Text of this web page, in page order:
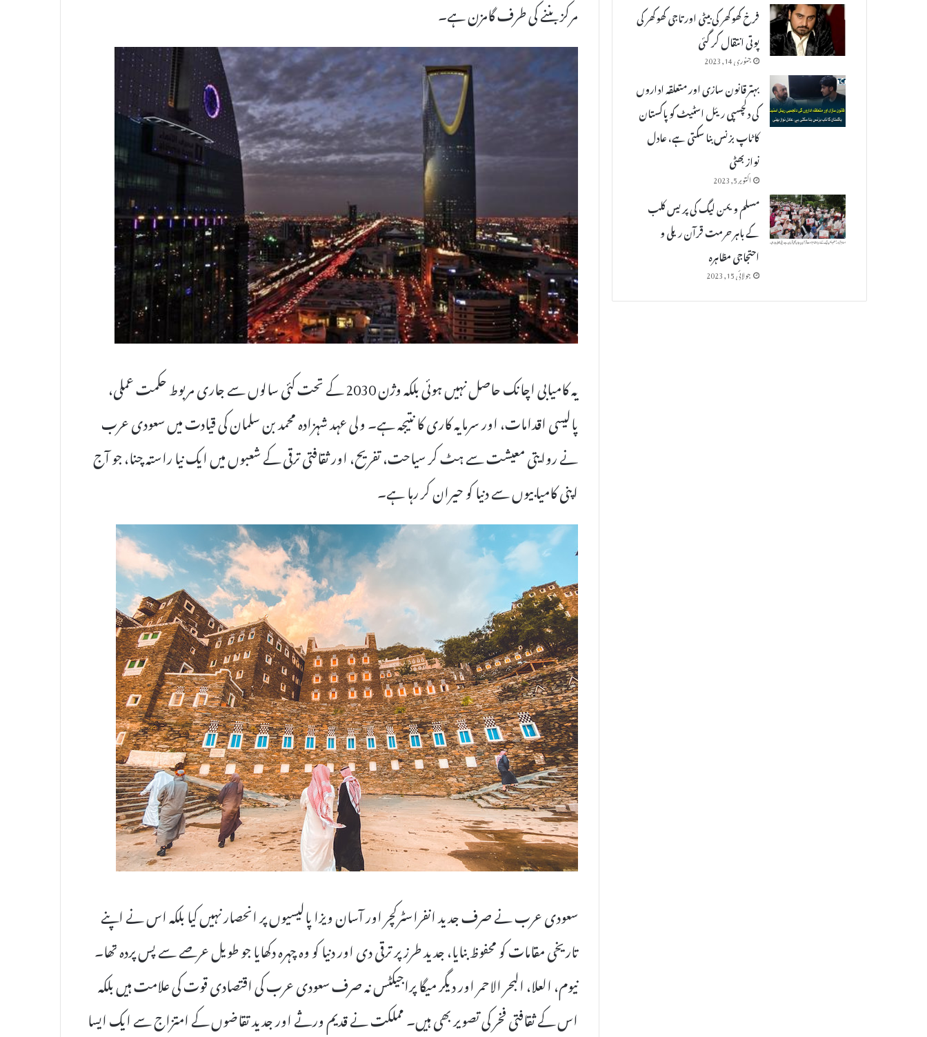
مرکز بننے کی طرف گامزن ہے۔
یہ کامیابی اچانک حاصل نہیں ہوئی بلکہ وژن 2030 کے تحت کئی سالوں سے جاری مربوط حکمت عملی،
پالیسی اقدامات، اور سرمایہ کاری کا نتیجہ ہے۔ ولی عہد شہزادہ محمد بن سلمان کی قیادت میں سعودی عرب
نے روایتی معیشت سے ہٹ کر سیاحت، تفریح، اور ثقافتی ترقی کے شعبوں میں ایک نیا راستہ چنا، جو آج
اپنی کامیابیوں سے دنیا کو حیران کر رہا ہے۔
سعودی عرب نے صرف جدید انفراسٹرکچر اور آسان ویزا پالیسیوں پر انحصار نہیں کیا بلکہ اس نے اپنے
تاریخی مقامات کو محفوظ بنایا، جدید طرز پر ترقی دی اور دنیا کو وہ چہرہ دکھایا جو طویل عرصے سے پس پردہ تھا۔
نیوم، العلا، البحر الاحمر اور دیگر میگا پراجیکٹس نہ صرف سعودی عرب کی اقتصادی قوت کی علامت ہیں بلکہ
اس کے ثقافتی فخر کی تصویر بھی ہیں۔ مملکت نے قدیم ورثے اور جدید تقاضوں کے امتزاج سے ایک ایسا
فرخ کھوکھر کی بیٹی اور تاجی کھوکھر کی
پوتی انتقال کر گئی
جنوری 14, 2023
بہتر قانون سازی اور متعلقہ اداروں
کی دلچسپی ریئل اسٹیٹ کو پاکستان
کا ٹاپ بزنس بنا سکتی ہے، عادل
نواز بھٹی
اکتوبر 5, 2023
مسلم ویمن لیگ کی پریس کلب
کے باہر حرمت قرآن ریلی و
احتجاجی مظاہرہ
جولائی 15, 2023